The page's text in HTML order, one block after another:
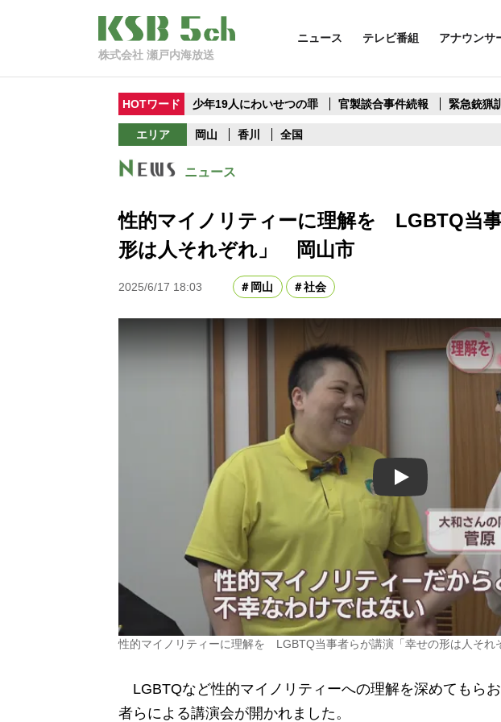
株式会社 瀬戸内海放送
ニュース テレビ番組 アナウンサ
HOTワード 少年19人にわいせつの罪 官製談合事件続報 緊急銃猟
エリア 岡山 香川 全国
ニュース
性的マイノリティーに理解を LGBTQ当
形は人それぞれ」 岡山市
2025/6/17 18:03 岡山 社会
Play
性的マイノリティーに理解を LGBTQ当事者らが講演「幸せの形は人そ
LGBTQなど性的マイノリティーへの理解を深めてもら
者らによる講演会が開かれました。